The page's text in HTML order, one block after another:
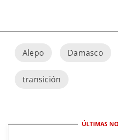
Alepo Damasco
transición
ÚLTIMAS